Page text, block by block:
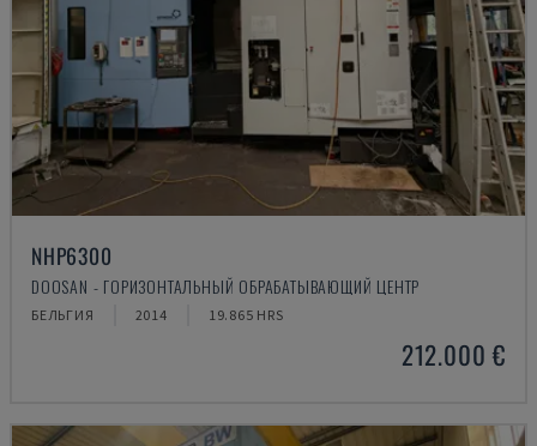
NHP6300
DOOSAN - ГОРИЗОНТАЛЬНЫЙ ОБРАБАТЫВАЮЩИЙ ЦЕНТР
БЕЛЬГИЯ 2014 19.865 HRS
212.000 €